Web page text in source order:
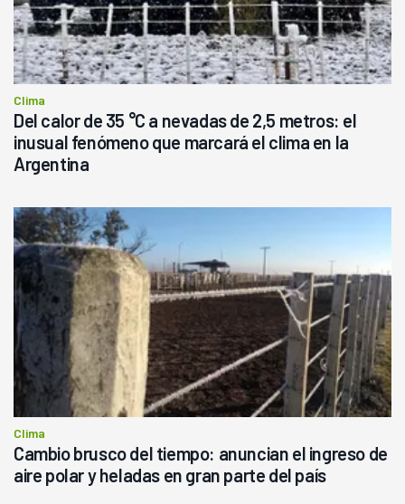
Clima
Del calor de 35 °C a nevadas de 2,5 metros: el
inusual fenómeno que marcará el clima en la
Argentina
Clima
Cambio brusco del tiempo: anuncian el ingreso de
aire polar y heladas en gran parte del país